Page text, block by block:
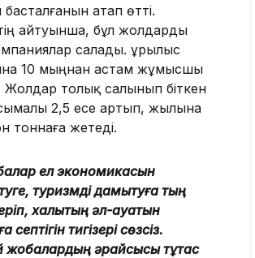
атап өтті.
айтуынша, бұл жолдарды
салады. Құрылыс
10 мыңнан астам жұмысшы
Жолдар толық салынып біткен
2,5 есе артып, жылына
тоннаға жетеді.
ел экономикасын
туризмді дамытуға тың
халықтың әл-ауқатын
септігін тигізері сөзсіз.
әрқайсысы тұтас